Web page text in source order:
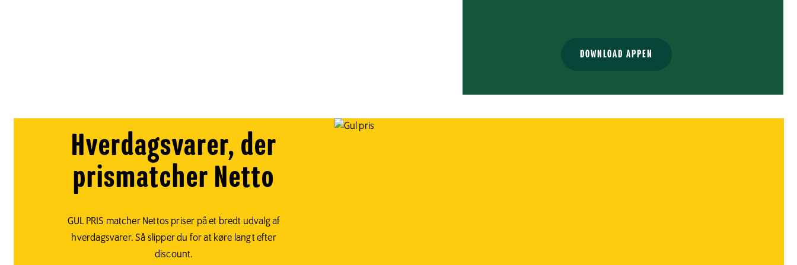
DOWNLOAD APPEN
Hverdagsvarer, der
prismatcher Netto
GUL PRIS matcher Nettos priser på et bredt udvalg af
hverdagsvarer. Så slipper du for at køre langt efter
discount.